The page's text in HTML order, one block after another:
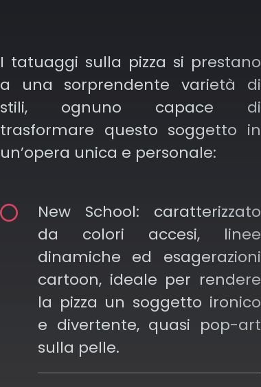
richiamo allo stereotipo
italiano, spesso scelto con tono
ironico per celebrare in
maniera giocosa le radici
culturali e l’immaginario
I tatuaggi sulla pizza si prestano
a una sorprendente varietà di
stili, ognuno capace di
trasformare questo soggetto in
un’opera unica e personale:
New School: caratterizzato
da colori accesi, linee
dinamiche ed esagerazioni
cartoon, ideale per rendere
la pizza un soggetto ironico
e divertente, quasi pop-art
sulla pelle.